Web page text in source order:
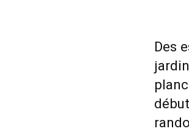
Des